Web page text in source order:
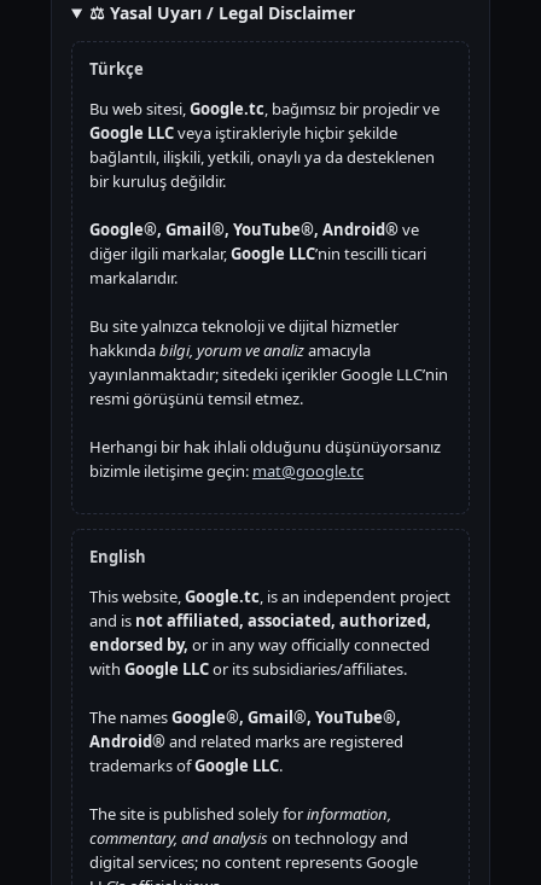
⚖️ Yasal Uyarı / Legal Disclaimer
Türkçe
Bu web sitesi,Google.tc, bağımsız bir projedir ve
Google LLCveya iştirakleriyle hiçbir şekilde
bağlantılı, ilişkili, yetkili, onaylı ya da desteklenen
bir kuruluş değildir.
Google®, Gmail®, YouTube®, Android®ve
diğer ilgili markalar,Google LLC’nin tescilli ticari
markalarıdır.
Bu site yalnızca teknoloji ve dijital hizmetler
hakkındabilgi, yorum ve analizamacıyla
yayınlanmaktadır; sitedeki içerikler Google LLC’nin
resmi görüşünü temsil etmez.
Herhangi bir hak ihlali olduğunu düşünüyorsanız
bizimle iletişime geçin: mat@google.tc
English
This website,Google.tc, is an independent project
and is not affiliated, associated, authorized,
endorsed by, or in any way officially connected
with Google LLCor its subsidiaries/affiliates.
The namesGoogle®, Gmail®, YouTube®,
Android®and related marks are registered
trademarks ofGoogle LLC.
The site is published solely forinformation,
commentary, and analysison technology and
digital services; no content represents Google